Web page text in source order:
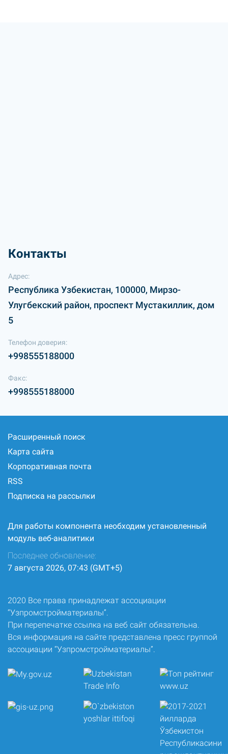
Контакты
Адрес:
Республика Узбекистан, 100000, Мирзо-
Улугбекский район, проспект Мустакиллик, дом
5
Телефон доверия:
+998555188000
Факс:
+998555188000
Расширенный поиск
Карта сайта
Корпоративная почта
RSS
Подписка на рассылки
Для работы компонента необходим установленный
модуль веб-аналитики
Последнее обновление:
7 августа 2026, 07:43 (GMT+5)
2020 Все права принадлежат ассоциации
“Узпромстройматериалы”.
При перепечатке ссылка на веб сайт обязательна.
Вся информация на сайте представлена пресс группой
ассоциации “Узпромстройматериалы”.